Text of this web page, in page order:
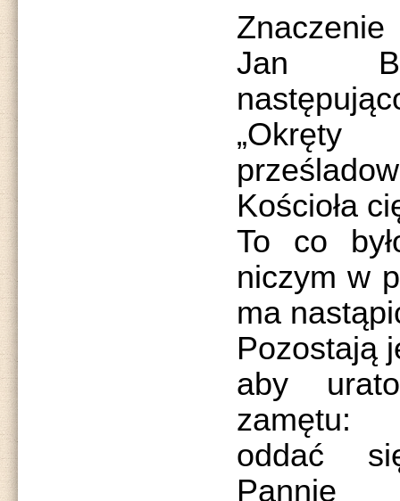
Jan
Kościoła
To co
niczym w
ma
Pozostają
aby
zamętu:
oddać